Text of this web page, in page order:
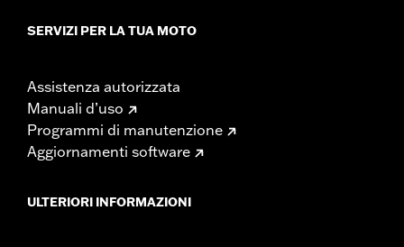
SERVIZI PER LA TUA MOTO
Assistenza autorizzata
Manuali d’uso
Programmi di manutenzione
Aggiornamenti software
ULTERIORI INFORMAZIONI